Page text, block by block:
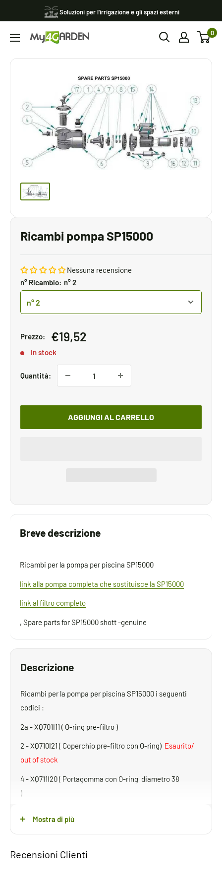
al
contenuto
Soluzioni per l'irrigazione e gli spazi esterni
My4garden 0
Ricambi pompa SP15000
Nessuna recensione
n° Ricambio: n° 2
Prezzo:
Prezzo
scontato
€19,52
In stock
Quantità:
AGGIUNGI AL CARRELLO
Breve descrizione
Ricambi per la pompa per piscina SP15000
link alla pompa completa che sostituisce la SP15000
link al filtro completo
, Spare parts for SP15000 shott -genuine
Descrizione
Ricambi per la pompa per piscina SP15000 i seguenti
codici :
2a - XQ701I11 ( O-ring pre-filtro )
2 - XQ710I21 ( Coperchio pre-filtro con O-ring) Esaurito/
out of stock
4 - XQ711I20 ( Portagomma con O-ring diametro 38
)
Mostra di più
Recensioni Clienti